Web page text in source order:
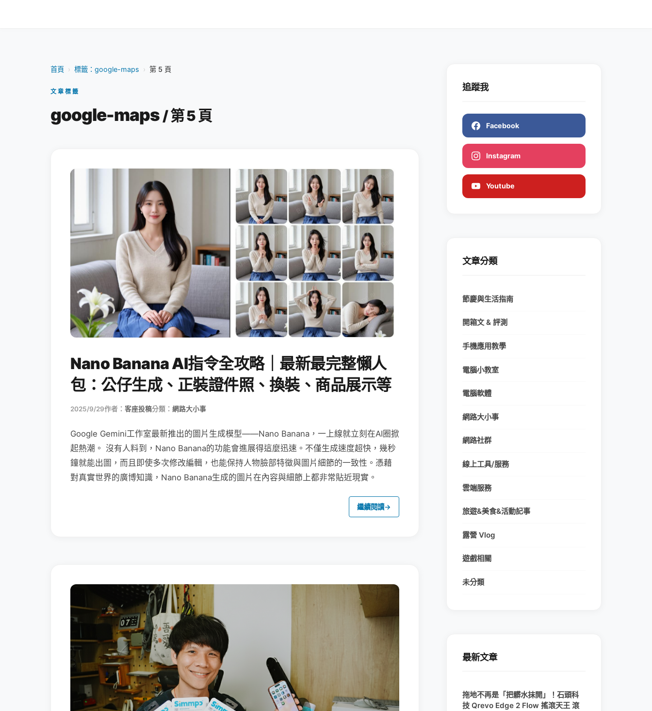
首頁 › 標籤：google-maps › 第 5 頁
文章標籤
google-maps / 第 5 頁
Nano Banana AI指令全攻略｜最新最完整懶人
包：公仔生成、正裝證件照、換裝、商品展示等
2025/9/29作者： 客座投稿分類： 網路大小事
Google Gemini工作室最新推出的圖片生成模型——Nano Banana，一上線就立刻在AI圈掀
起熱潮。 沒有人料到，Nano Banana的功能會進展得這麼迅速。不僅生成速度超快，幾秒
鐘就能出圖，而且即使多次修改編輯，也能保持人物臉部特徵與圖片細節的一致性。憑藉
對真實世界的廣博知識，Nano Banana生成的圖片在內容與細節上都非常貼近現實。
繼續閱讀→
追蹤我
Facebook
Instagram
Youtube
文章分類
節慶與生活指南
開箱文 & 評測
手機應用教學
電腦小教室
電腦軟體
網路大小事
網路社群
線上工具/服務
雲端服務
旅遊&美食&活動記事
露營 Vlog
遊戲相關
未分類
最新文章
拖地不再是「把髒水抹開」！石頭科
技 Qrevo Edge 2 Flow 搖滾天王 滾